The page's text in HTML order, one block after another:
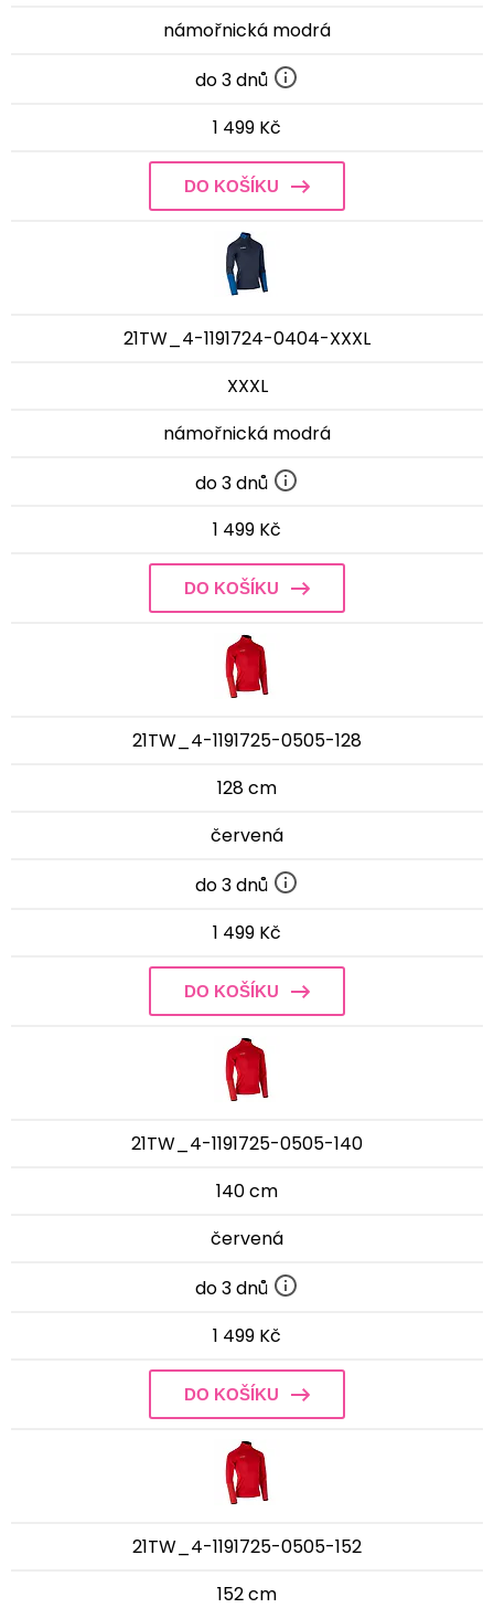
námořnická modrá
do 3 dnů
1 499 Kč
DO KOŠÍKU
21TW_4-1191724-0404-XXXL
XXXL
námořnická modrá
do 3 dnů
1 499 Kč
DO KOŠÍKU
21TW_4-1191725-0505-128
128 cm
červená
do 3 dnů
1 499 Kč
DO KOŠÍKU
21TW_4-1191725-0505-140
140 cm
červená
do 3 dnů
1 499 Kč
DO KOŠÍKU
21TW_4-1191725-0505-152
152 cm